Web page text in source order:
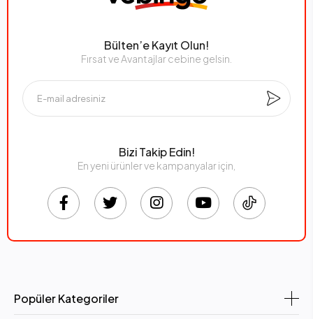
Bülten’e Kayıt Olun!
Fırsat ve Avantajlar cebine gelsin.
Bizi Takip Edin!
En yeni ürünler ve kampanyalar için,
Popüler Kategoriler